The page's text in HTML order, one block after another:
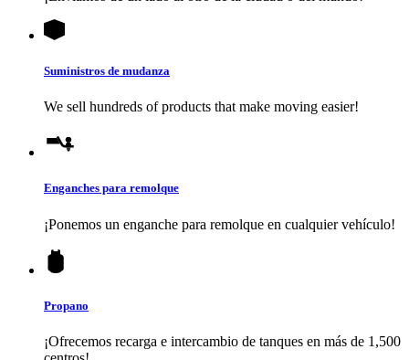
Suministros de mudanza
We sell hundreds of products that make moving easier!
Enganches para remolque
¡Ponemos un enganche para remolque en cualquier vehículo!
Propano
¡Ofrecemos recarga e intercambio de tanques en más de 1,500